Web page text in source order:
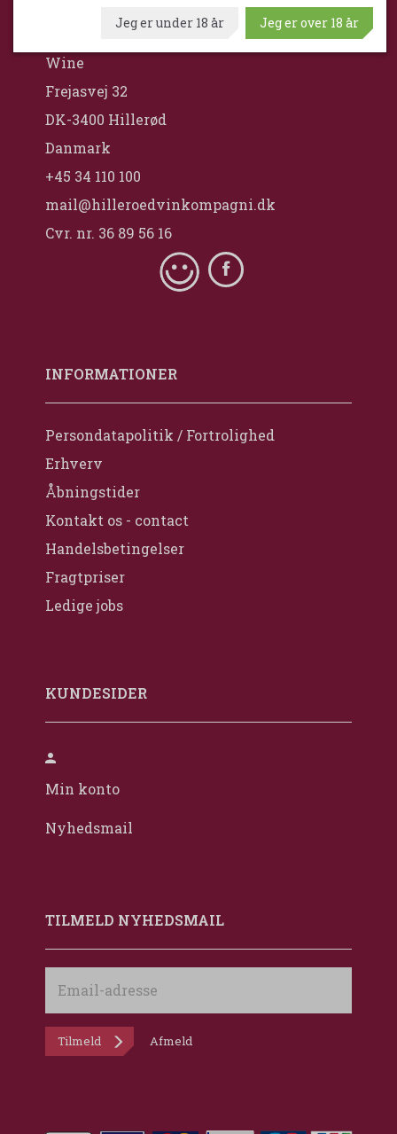
Hillerød VinKompagni ApS / Maximum
Wine
Frejasvej 32
DK-3400 Hillerød
Danmark
+45 34 110 100
mail@hilleroedvinkompagni.dk
Cvr. nr. 36 89 56 16
INFORMATIONER
Persondatapolitik / Fortrolighed
Erhverv
Åbningstider
Kontakt os - contact
Handelsbetingelser
Fragtpriser
Ledige jobs
KUNDESIDER
Min konto
Nyhedsmail
TILMELD NYHEDSMAIL
adresse
Tilmeld Afmeld
Jeg er under 18 år Jeg er over 18 år